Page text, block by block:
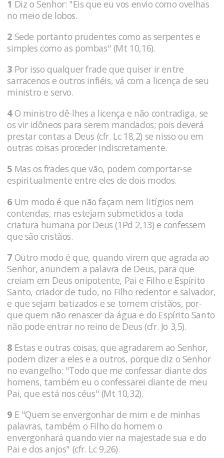
1 Diz o Senhor: "Eis que eu vos envio como ovelhas
no meio de lobos.
2 Sede portanto prudentes como as serpentes e
simples como as pombas" (Mt 10,16).
3 Por isso qualquer frade que quiser ir entre
sarracenos e outros infiéis, vá com a licença de seu
ministro e servo.
4O ministro dê-lhes a licença e não contradiga, se
os vir idôneos para serem mandados; pois deverá
prestar contas a Deus (cfr. Lc 18,2) se nisso ou em
outras coisas proceder indiscretamente.
5 Mas os frades que vão, podem comportar-se
espiritualmente entre eles de dois modos.
6 Um modo é que não façam nem litígios nem
contendas, mas estejam submetidos a toda
criatura humana por Deus (1Pd 2,13) e confessem
que são cristãos.
7 Outro modo é que, quando virem que agrada ao
Senhor, anunciem a palavra de Deus, para que
creiam em Deus onipotente, Pai e Filho e Espírito
Santo, criador de tudo, no Filho redentor e salvador,
e que sejam batizados e se tornem cristãos, por-
que quem não renascer da água e do Espírito Santo
não pode entrar no reino de Deus (cfr. Jo 3,5).
8 Estas e outras coisas, que agradarem ao Senhor,
podem dizer a eles e a outros, porque diz o Senhor
no evangelho: "Todo que me confessar diante dos
homens, também eu o confessarei diante de meu
Pai, que está nos céus" (Mt 10,32).
9 E "Quem se envergonhar de mim e de minhas
palavras, também o Filho do homem o
envergonhará quando vier na majestade sua e do
Pai e dos anjos" (cfr. Lc 9,26).